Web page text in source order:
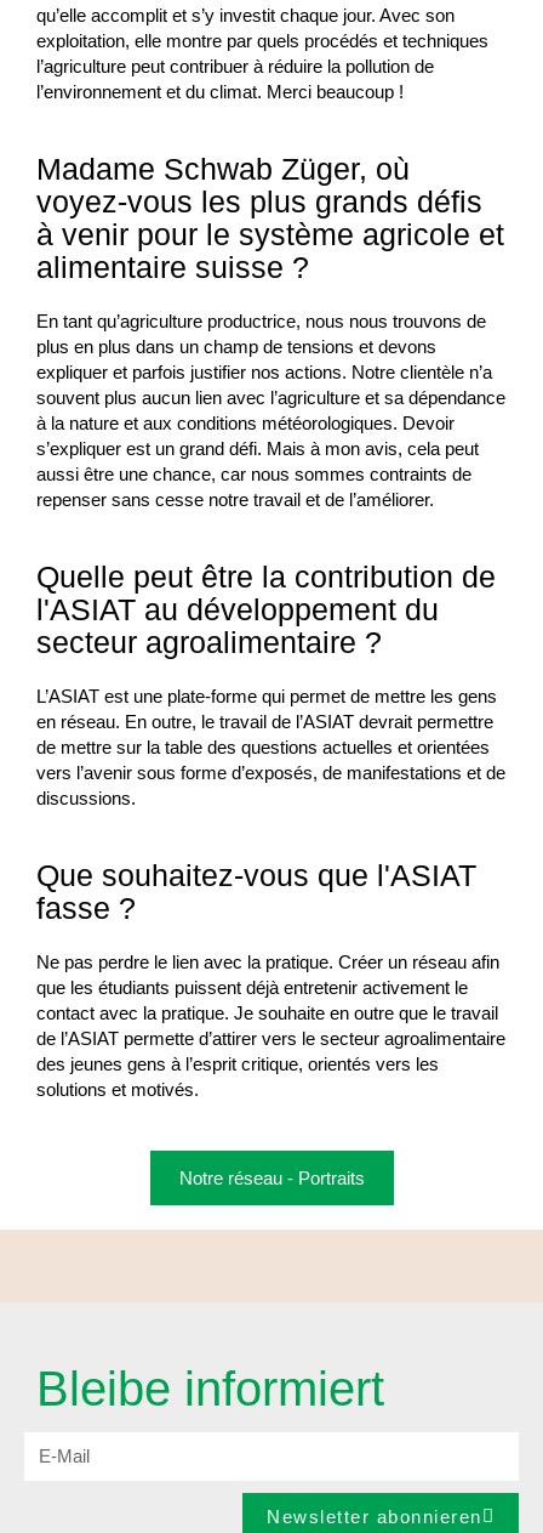
qu’elle accomplit et s’y investit chaque jour. Avec son
exploitation, elle montre par quels procédés et techniques
l’agriculture peut contribuer à réduire la pollution de
l’environnement et du climat. Merci beaucoup !
Madame Schwab Züger, où
voyez-vous les plus grands défis
à venir pour le système agricole et
alimentaire suisse ?
En tant qu’agriculture productrice, nous nous trouvons de
plus en plus dans un champ de tensions et devons
expliquer et parfois justifier nos actions. Notre clientèle n’a
souvent plus aucun lien avec l’agriculture et sa dépendance
à la nature et aux conditions météorologiques. Devoir
s’expliquer est un grand défi. Mais à mon avis, cela peut
aussi être une chance, car nous sommes contraints de
repenser sans cesse notre travail et de l’améliorer.
Quelle peut être la contribution de
l'ASIAT au développement du
secteur agroalimentaire ?
L’ASIAT est une plate-forme qui permet de mettre les gens
en réseau. En outre, le travail de l’ASIAT devrait permettre
de mettre sur la table des questions actuelles et orientées
vers l’avenir sous forme d’exposés, de manifestations et de
discussions.
Que souhaitez-vous que l'ASIAT
fasse ?
Ne pas perdre le lien avec la pratique. Créer un réseau afin
que les étudiants puissent déjà entretenir activement le
contact avec la pratique. Je souhaite en outre que le travail
de l’ASIAT permette d’attirer vers le secteur agroalimentaire
des jeunes gens à l’esprit critique, orientés vers les
solutions et motivés.
Notre réseau - Portraits
Bleibe informiert
Newsletter abonnieren